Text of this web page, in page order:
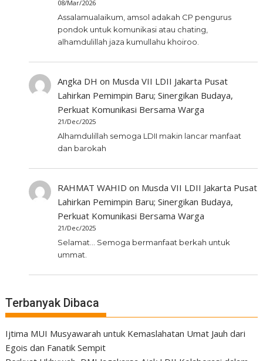
08/Mar/2026
Assalamualaikum, amsol adakah CP pengurus
pondok untuk komunikasi atau chating,
alhamdulillah jaza kumullahu khoiroo.
Angka DH on Musda VII LDII Jakarta Pusat
Lahirkan Pemimpin Baru; Sinergikan Budaya,
Perkuat Komunikasi Bersama Warga
21/Dec/2025
Alhamdulillah semoga LDII makin lancar manfaat
dan barokah
RAHMAT WAHID on Musda VII LDII Jakarta Pusat
Lahirkan Pemimpin Baru; Sinergikan Budaya,
Perkuat Komunikasi Bersama Warga
21/Dec/2025
Selamat... Semoga bermanfaat berkah untuk
ummat.
Terbanyak Dibaca
Ijtima MUI Musyawarah untuk Kemaslahatan Umat Jauh dari
Egois dan Fanatik Sempit